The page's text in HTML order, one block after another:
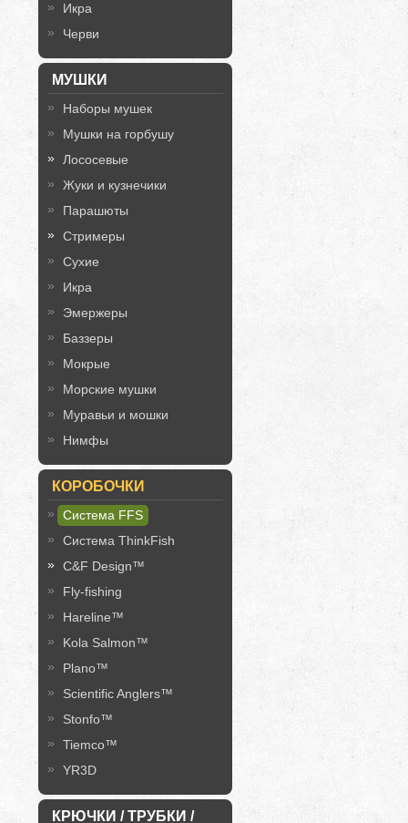
Икра
Черви
МУШКИ
Наборы мушек
Мушки на горбушу
Лососевые
Жуки и кузнечики
Парашюты
Стримеры
Сухие
Икра
Эмержеры
Баззеры
Мокрые
Морские мушки
Муравьи и мошки
Нимфы
КОРОБОЧКИ
Система FFS
Система ThinkFish
C&F Design™
Fly-fishing
Hareline™
Kola Salmon™
Plano™
Scientific Anglers™
Stonfo™
Tiemco™
YR3D
КРЮЧКИ / ТРУБКИ /